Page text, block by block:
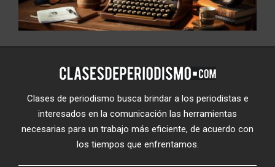
Clases de periodismo busca brindar a los periodistas e
interesados en la comunicación las herramientas
necesarias para un trabajo más eficiente, de acuerdo con
los tiempos que enfrentamos.